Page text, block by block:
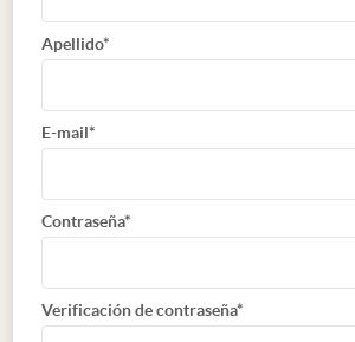
Apellido*
E-mail*
Contraseña*
Verificación de contraseña*